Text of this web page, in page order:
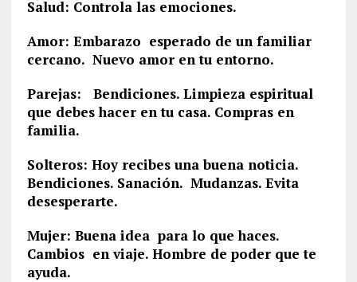
Salud: Controla las emociones.
Amor: Embarazo esperado de un familiar
cercano. Nuevo amor en tu entorno.
Parejas: Bendiciones. Limpieza espiritual
que debes hacer en tu casa. Compras en
familia.
Solteros: Hoy recibes una buena noticia.
Bendiciones. Sanación. Mudanzas. Evita
desesperarte.
Mujer: Buena idea para lo que haces.
Cambios en viaje. Hombre de poder que te
ayuda.